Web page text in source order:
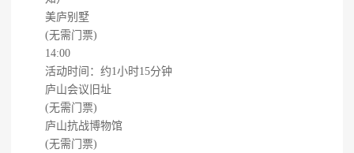
美庐别墅
(无需门票)
14:00
活动时间：约1小时15分钟
庐山会议旧址
(无需门票)
庐山抗战博物馆
(无需门票)